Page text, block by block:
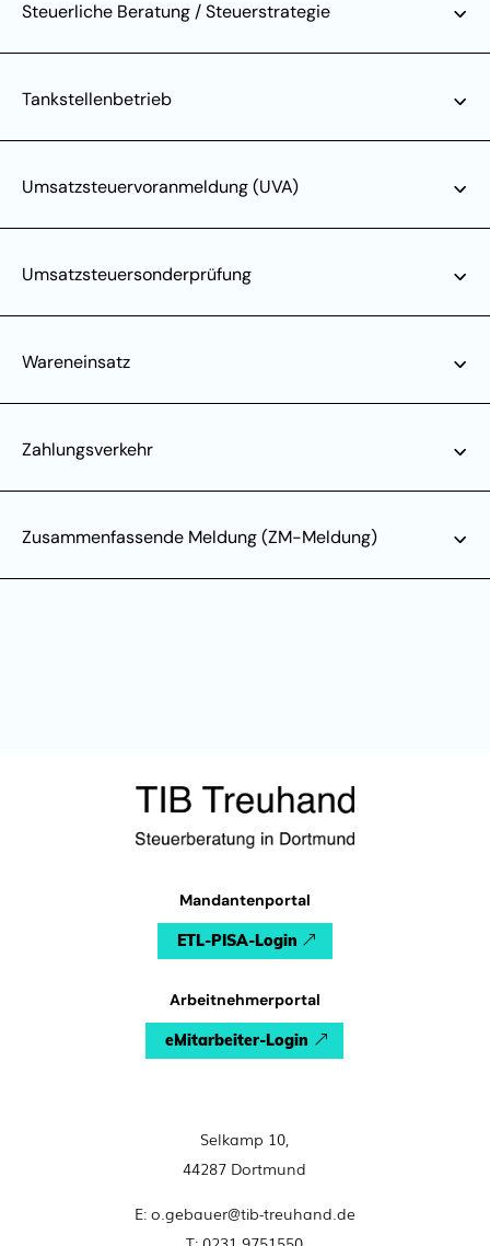
Steuerliche Beratung / Steuerstrategie
Tankstellenbetrieb
Umsatzsteuervoranmeldung (UVA)
Umsatzsteuersonderprüfung
Wareneinsatz
Zahlungsverkehr
Zusammenfassende Meldung (ZM-Meldung)
Mandantenportal
ETL-PISA-Login
Arbeitnehmerportal
eMitarbeiter-Login
Selkamp 10,
44287 Dortmund
E: o.gebauer@tib-treuhand.de